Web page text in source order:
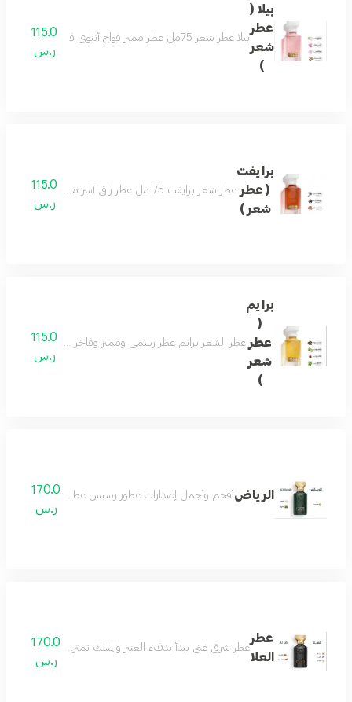
بيلا (
عطر
شعر
)
بيلا عطر شعر 75مل عطر مميز فواح أنثوي فاخر بتكوين رائع من الورد والياسمين يفيض جمال ونعومة مع نفحات من خشب الصندل والتفاح ليضفى لك لطافة وجمال لايضاهى مكونات العطر الورد - الياسمين - زهرة اللوتس - تفاح - خشب الصندل
115.0
ر.س
برايفت
( عطر
شعر )
عطر شعر برايفت 75 مل عطر راقي آسر مفعم بالتميز والتفرّد تفوح منه رائحة الخزامى واللوز لتولد إحساساً بالبهجة والراحة . مع نفحات من رائحة المرّ المفعم بالأحاسيس ورائحة التونكا الفاخرة والمميزة جداً لتضفي مزيداً من السخاء
115.0
ر.س
برايم
(
عطر
شعر
)
عطر الشعر برايم عطر رسمي ومميز وفاخر عطر جميل
115.0
ر.س
الرياضأفخم وأجمل إصدارات عطور رسيس عطور النيش الفاخرة
170.0
ر.س
عطر
العلا
عطر شرقي غني يبدأ بدفء العنبر والمسك تمتزج معه نوتات
170.0
ر.س